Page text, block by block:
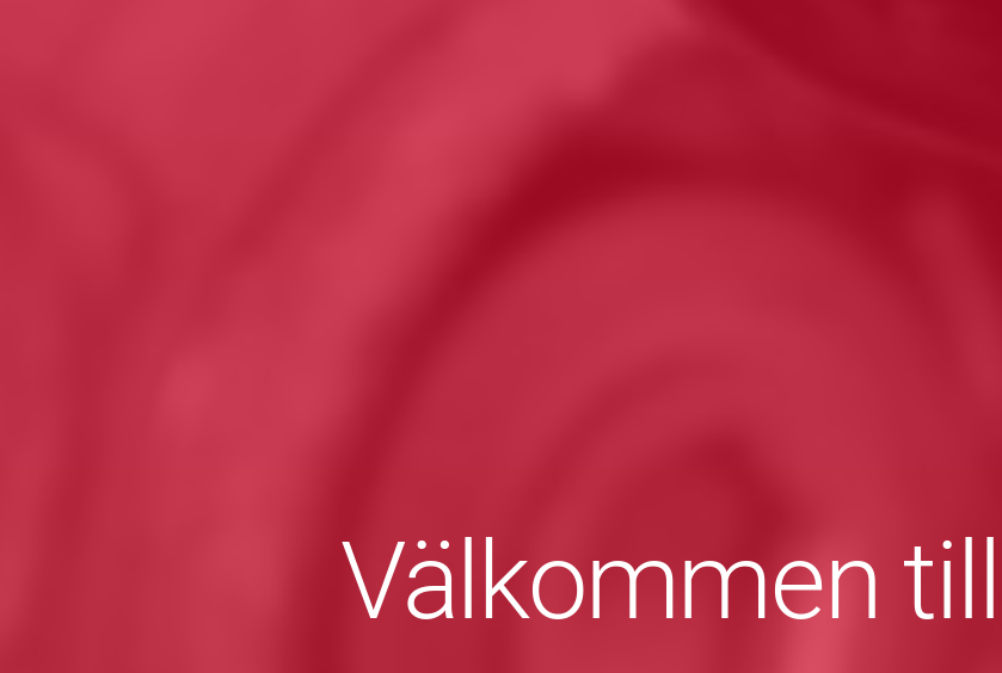
Välkommen till